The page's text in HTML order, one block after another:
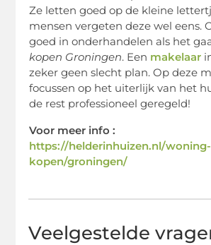
Ze letten goed op de kleine
mensen vergeten deze wel eens.
goed in onderhandelen als het
kopen Groningen. Een makelaar
zeker geen slecht plan. Op deze
focussen op het uiterlijk van het
de rest professioneel geregeld!
Voor meer info :
https://helderinhuizen.nl/woning-
kopen/groningen/
Veelgestelde